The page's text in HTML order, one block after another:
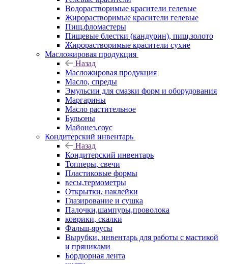
Водорастворимые красители гелевые
Жирорастворимые красители гелевые
Пищ.фломастеры
Пищевые блестки (кандурин), пищ.золото
Жирорастворимые красители сухие
Масложировая продукция
Назад
Масложировая продукция
Масло, спреды
Эмульсии для смазки форм и оборудования
Маргарины
Масло растительное
Бульоны
Майонез,соус
Кондитерский инвентарь
Назад
Кондитерский инвентарь
Топперы, свечи
Пластиковые формы
весы,термометры
Открытки, наклейки
Глазирование и сушка
Палочки,шампуры,проволока
коврики, скалки
Фальш-ярусы
Вырубки, инвентарь для работы с мастикой
и пряниками
Бордюрная лента